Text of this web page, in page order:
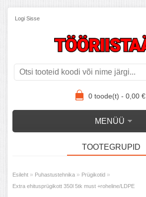
Logi Sisse
0toode(t) - 0,00€
MENÜÜ
TOOTEGRUPID
Esileht » Puhastustehnika » Prügikotid »
Extra ehitusprügikott 350l 5tk must +roheline/LDPE